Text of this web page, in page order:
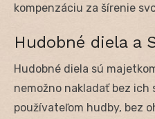
kompenzáciu za šírenie
Hudobné diela a
Hudobné diela sú
nemožno nakladať bez ich
používateľom hudby, bez